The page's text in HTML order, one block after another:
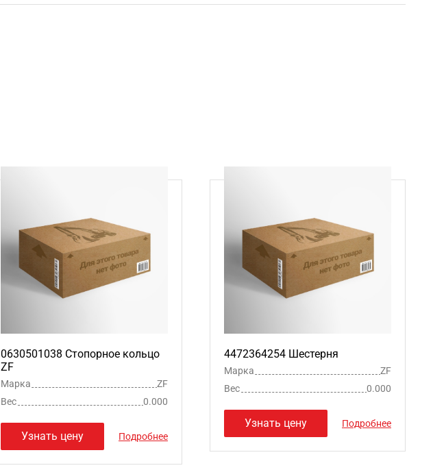
0630501038 Стопорное кольцо
ZF
Марка
ZF
Вес
0.000
Узнать цену Подробнее
4472364254 Шестерня
Марка
ZF
Вес
0.000
Узнать цену Подробнее